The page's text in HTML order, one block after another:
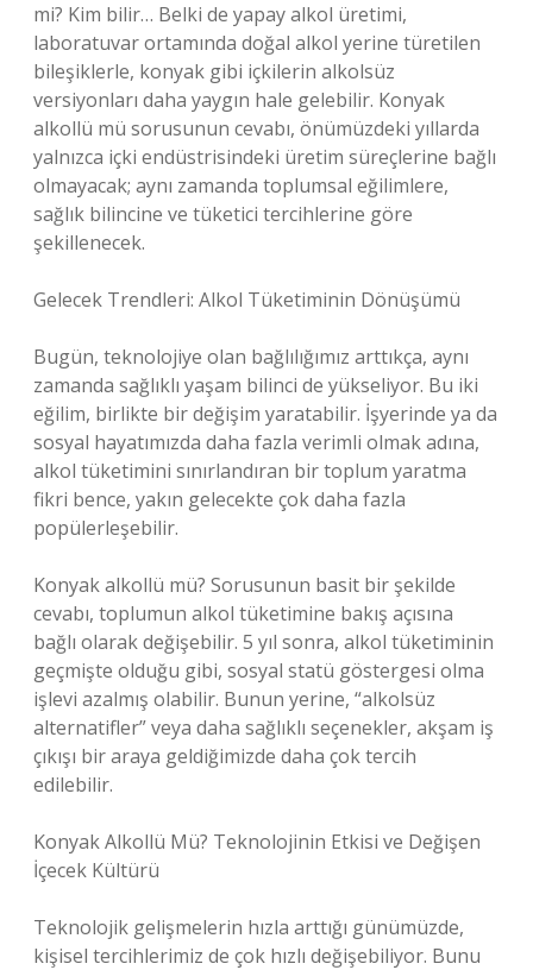
mi? Kim bilir… Belki de yapay alkol üretimi,
laboratuvar ortamında doğal alkol yerine türetilen
bileşiklerle, konyak gibi içkilerin alkolsüz
versiyonları daha yaygın hale gelebilir. Konyak
alkollü mü sorusunun cevabı, önümüzdeki yıllarda
yalnızca içki endüstrisindeki üretim süreçlerine bağlı
olmayacak; aynı zamanda toplumsal eğilimlere,
sağlık bilincine ve tüketici tercihlerine göre
şekillenecek.
Gelecek Trendleri: Alkol Tüketiminin Dönüşümü
Bugün, teknolojiye olan bağlılığımız arttıkça, aynı
zamanda sağlıklı yaşam bilinci de yükseliyor. Bu iki
eğilim, birlikte bir değişim yaratabilir. İşyerinde ya da
sosyal hayatımızda daha fazla verimli olmak adına,
alkol tüketimini sınırlandıran bir toplum yaratma
fikri bence, yakın gelecekte çok daha fazla
popülerleşebilir.
Konyak alkollü mü? Sorusunun basit bir şekilde
cevabı, toplumun alkol tüketimine bakış açısına
bağlı olarak değişebilir. 5 yıl sonra, alkol tüketiminin
geçmişte olduğu gibi, sosyal statü göstergesi olma
işlevi azalmış olabilir. Bunun yerine, “alkolsüz
alternatifler” veya daha sağlıklı seçenekler, akşam iş
çıkışı bir araya geldiğimizde daha çok tercih
edilebilir.
Konyak Alkollü Mü? Teknolojinin Etkisi ve Değişen
İçecek Kültürü
Teknolojik gelişmelerin hızla arttığı günümüzde,
kişisel tercihlerimiz de çok hızlı değişebiliyor. Bunu